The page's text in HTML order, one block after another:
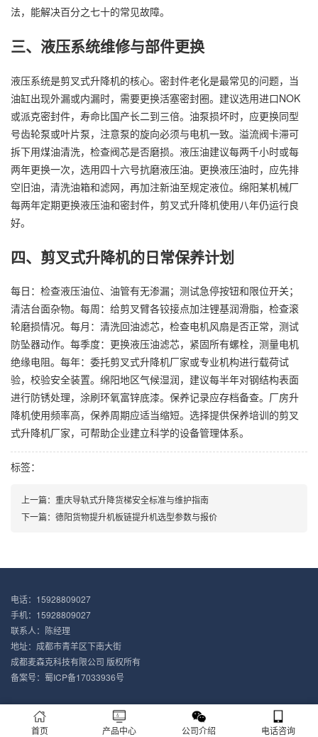
法，能解决百分之七十的常见故障。
三、液压系统维修与部件更换
液压系统是剪叉式升降机的核心。密封件老化是最常见的问题，当
油缸出现外漏或内漏时，需要更换活塞密封圈。建议选用进口NOK
或派克密封件，寿命比国产长二到三倍。油泵损坏时，应更换同型
号齿轮泵或叶片泵，注意泵的旋向必须与电机一致。溢流阀卡滞可
拆下用煤油清洗，检查阀芯是否磨损。液压油建议每两千小时或每
两年更换一次，选用四十六号抗磨液压油。更换液压油时，应先排
空旧油，清洗油箱和滤网，再加注新油至规定液位。绵阳某机械厂
每两年定期更换液压油和密封件，剪叉式升降机使用八年仍运行良
好。
四、剪叉式升降机的日常保养计划
每日：检查液压油位、油管有无渗漏；测试急停按钮和限位开关；
清洁台面杂物。每周：给剪叉臂各铰接点加注锂基润滑脂，检查滚
轮磨损情况。每月：清洗回油滤芯，检查电机风扇是否正常，测试
防坠器动作。每季度：更换液压油滤芯，紧固所有螺栓，测量电机
绝缘电阻。每年：委托剪叉式升降机厂家或专业机构进行载荷试
验，校验安全装置。绵阳地区气候湿润，建议每半年对钢结构表面
进行防锈处理，涂刷环氧富锌底漆。保养记录应存档备查。厂房升
降机使用频率高，保养周期应适当缩短。选择提供保养培训的剪叉
式升降机厂家，可帮助企业建立科学的设备管理体系。
标签：
上一篇： 重庆导轨式升降货梯安全标准与维护指南
下一篇： 德阳货物提升机板链提升机选型参数与报价
电话：15928809027
手机：15928809027
联系人：陈经理
地址：成都市青羊区下南大街
成都麦森克科技有限公司 版权所有
备案号： 蜀ICP备17033936号
首页 产品中心 公司介绍 电话咨询